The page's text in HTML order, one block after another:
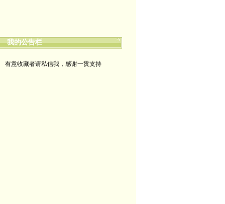
我的公告栏
yimengling53@yahoo.com